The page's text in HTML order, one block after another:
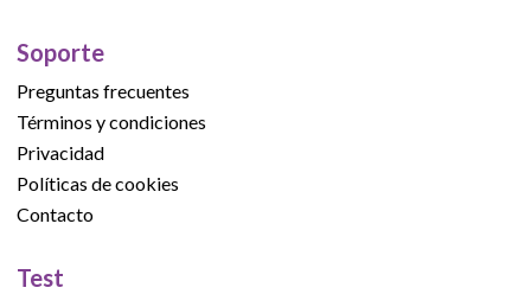
Soporte
Preguntas frecuentes
Términos y condiciones
Privacidad
Políticas de cookies
Contacto
Test